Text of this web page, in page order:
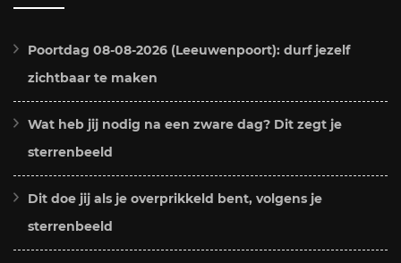
Poortdag 08-08-2026 (Leeuwenpoort): durf jezelf
zichtbaar te maken
Wat heb jij nodig na een zware dag? Dit zegt je
sterrenbeeld
Dit doe jij als je overprikkeld bent, volgens je
sterrenbeeld